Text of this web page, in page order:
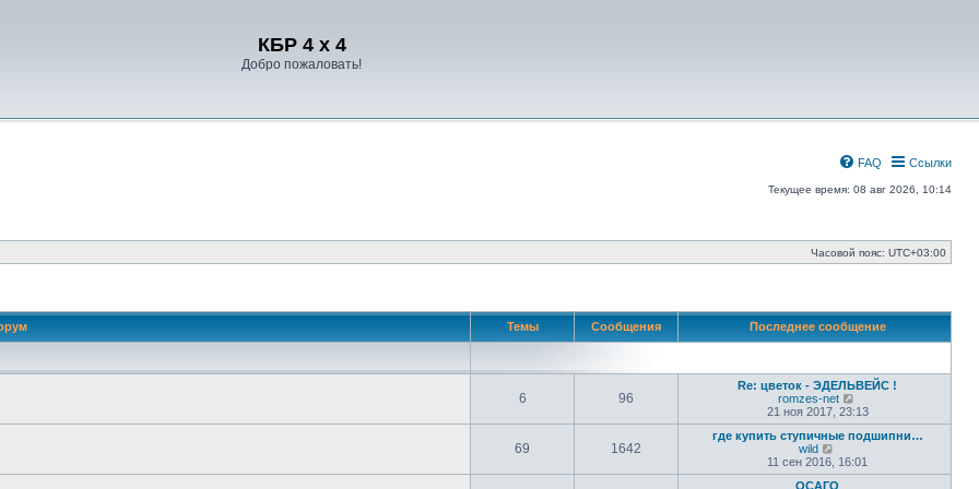
КБР 4 x 4
Добро пожаловать!
Ссылки
FAQ
Текущее время: 08 авг 2026, 10:14
Часовой пояс: UTC+03:00
Темы Сообщения Последнее сообщение
6 96
Re: цветок - ЭДЕЛЬВЕЙС !
romzes-net
е
р
е
т
и
21 ноя 2017, 23:13
69 1642
где купить ступичные подшипни…
wild
е
р
11 сен 2016, 16:01
ОСАГО